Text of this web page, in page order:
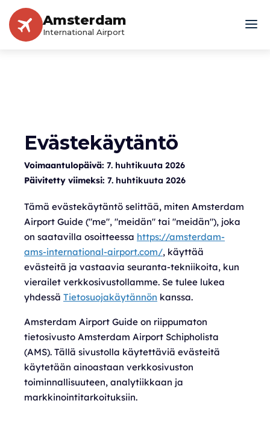
Amsterdam
International Airport
Evästekäytäntö
Voimaantulopäivä: 7. huhtikuuta 2026
Päivitetty viimeksi: 7. huhtikuuta 2026
Tämä evästekäytäntö selittää, miten Amsterdam
Airport Guide ("me", "meidän" tai "meidän"), joka
on saatavilla osoitteessa https://amsterdam-
ams-international-airport.com/, käyttää
evästeitä ja vastaavia seuranta-tekniikoita, kun
vierailet verkkosivustollamme. Se tulee lukea
yhdessä Tietosuojakäytännön kanssa.
Amsterdam Airport Guide on riippumaton
tietosivusto Amsterdam Airport Schipholista
(AMS). Tällä sivustolla käytettäviä evästeitä
käytetään ainoastaan verkkosivuston
toiminnallisuuteen, analytiikkaan ja
markkinointitarkoituksiin.